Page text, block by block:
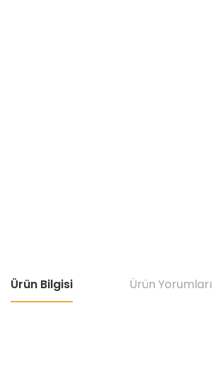
Ürün Bilgisi Ürün Yorumları